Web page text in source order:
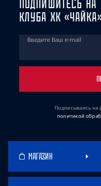
КЛУБА ХК
Введите Ваш e-mail
Подписываясь на
политикой
МАГАЗИН